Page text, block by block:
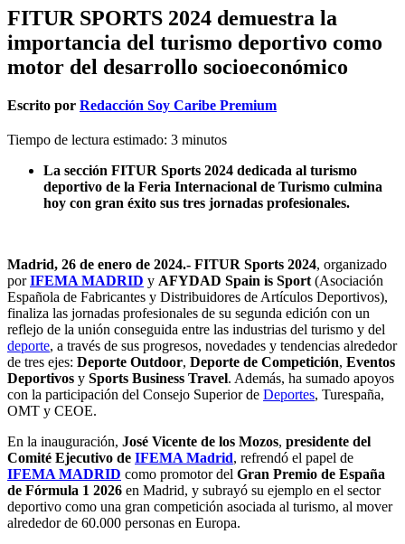
FITUR SPORTS 2024 demuestra la
importancia del turismo deportivo como
motor del desarrollo socioeconómico
Escrito por Redacción Soy Caribe Premium
Tiempo de lectura estimado: 3 minutos
La sección FITUR Sports 2024 dedicada al turismo
deportivo de la Feria Internacional de Turismo culmina
hoy con gran éxito sus tres jornadas profesionales.
Madrid, 26 de enero de 2024.- FITUR Sports 2024, organizado
porIFEMA MADRID y AFYDAD Spain is Sport (Asociación
Española de Fabricantes y Distribuidores de Artículos Deportivos),
finaliza las jornadas profesionales de su segunda edición con un
reflejo de la unión conseguida entre las industrias del turismo y del
deporte, a través de sus progresos, novedades y tendencias alrededor
de tres ejes: Deporte Outdoor, Deporte de Competición, Eventos
Deportivos y Sports Business Travel. Además, ha sumado apoyos
con la participación del Consejo Superior de Deportes, Turespaña,
OMT y CEOE.
En la inauguración, José Vicente de los Mozos, presidente del
Comité Ejecutivo de IFEMA Madrid, refrendó el papel de
IFEMA MADRID como promotor del Gran Premio de España
de Fórmula 1 2026 en Madrid, y subrayó su ejemplo en el sector
deportivo como una gran competición asociada al turismo, al mover
alrededor de 60.000 personas en Europa.